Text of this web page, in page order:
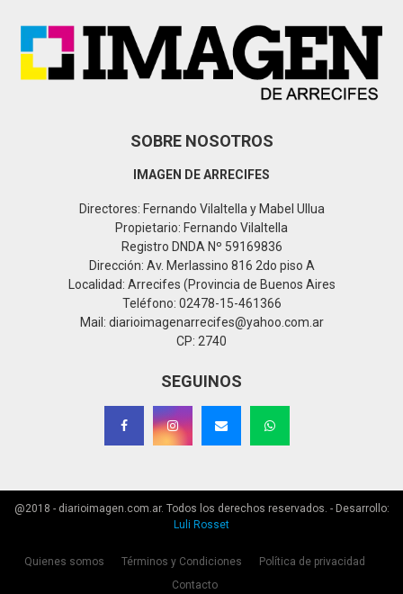
SOBRE NOSOTROS
IMAGEN DE ARRECIFES
Directores: Fernando Vilaltella y Mabel Ullua
Propietario: Fernando Vilaltella
Registro DNDA Nº 59169836
Dirección: Av. Merlassino 816 2do piso A
Localidad: Arrecifes (Provincia de Buenos Aires
Teléfono: 02478-15-461366
Mail: diarioimagenarrecifes@yahoo.com.ar
CP: 2740
SEGUINOS
@2018 - diarioimagen.com.ar. Todos los derechos reservados. - Desarrollo:
Luli Rosset
Quienes somos Términos y Condiciones
Política de privacidad
Contacto